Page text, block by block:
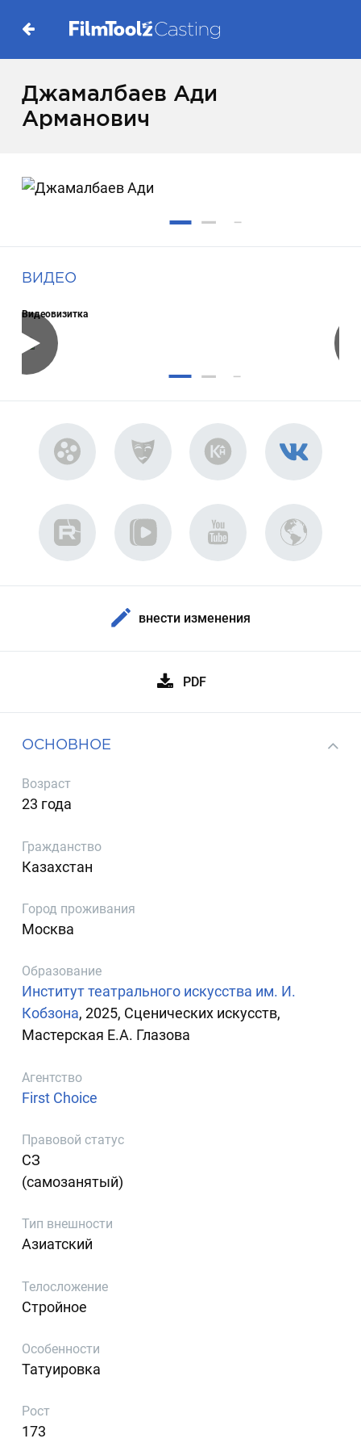
Джамалбаев Ади
Арманович
ВИДЕО
Видеовизитка
внести изменения
PDF
ОСНОВНОЕ
Возраст
23 года
Гражданство
Казахстан
Город проживания
Москва
Образование
Институт театрального искусства им. И.
Кобзона, 2025, Сценических искусств,
Мастерская Е.А. Глазова
Агентство
First Choice
Правовой статус
СЗ
(самозанятый)
Тип внешности
Азиатский
Телосложение
Стройное
Особенности
Татуировка
Рост
173